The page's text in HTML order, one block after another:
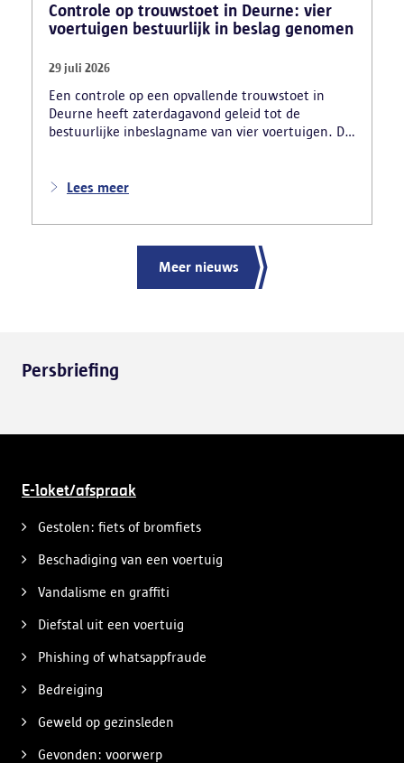
Controle op trouwstoet in Deurne: vier
voertuigen bestuurlijk in beslag genomen
29 juli 2026
Een controle op een opvallende trouwstoet in
Deurne heeft zaterdagavond geleid tot de
bestuurlijke inbeslagname van vier voertuigen. De
nadat meerdere weggebruikers melding hadden
ernstige verkeershinder die dat als gevolg had.
Lees meer
Meer nieuws
Persbriefing
E-loket/afspraak
Gestolen: fiets of bromfiets
Beschadiging van een voertuig
Vandalisme en graffiti
Diefstal uit een voertuig
Phishing of whatsappfraude
Bedreiging
Geweld op gezinsleden
Gevonden: voorwerp